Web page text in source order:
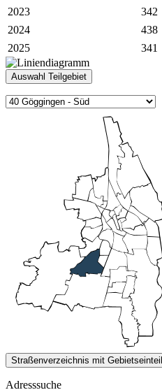
2023
342
2024
438
2025
341
Adresssuche